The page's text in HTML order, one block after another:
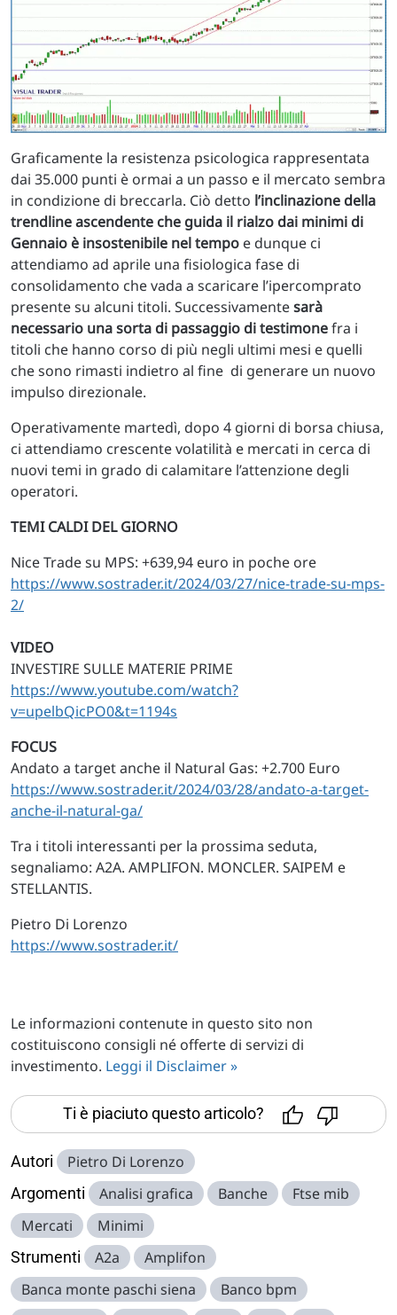
Graficamente la resistenza psicologica rappresentata
dai 35.000 punti è ormai a un passo e il mercato sembra
in condizione di breccarla. Ciò detto l’inclinazione della
trendline ascendente che guida il rialzo dai minimi di
Gennaio è insostenibile nel tempo e dunque ci
attendiamo ad aprile una fisiologica fase di
consolidamento che vada a scaricare l’ipercomprato
presente su alcuni titoli. Successivamentesarà
necessario una sorta di passaggio di testimonefra i
titoli che hanno corso di più negli ultimi mesi e quelli
che sono rimasti indietro al fine di generare un nuovo
impulso direzionale.
Operativamente martedì, dopo 4 giorni di borsa chiusa,
ci attendiamo crescente volatilità e mercati in cerca di
nuovi temi in grado di calamitare l’attenzione degli
operatori.
TEMI CALDI DEL GIORNO
Nice Trade su MPS: +639,94 euro in poche ore
https://www.sostrader.it/2024/03/27/nice-trade-su-mps-
2/
VIDEO
INVESTIRE SULLE MATERIE PRIME
https://www.youtube.com/watch?
v=upelbQicPO0&t=1194s
FOCUS
Andato a target anche il Natural Gas: +2.700 Euro
https://www.sostrader.it/2024/03/28/andato-a-target-
anche-il-natural-ga/
Tra i titoli interessanti per la prossima seduta,
segnaliamo: A2A. AMPLIFON. MONCLER. SAIPEM e
STELLANTIS.
Pietro Di Lorenzo
https://www.sostrader.it/
Le informazioni contenute in questo sito non
costituiscono consigli né offerte di servizi di
investimento. Leggi il Disclaimer »
Ti è piaciuto questo articolo?
Autori Pietro Di Lorenzo
Argomenti Analisi grafica Banche
Ftse mib
Mercati
Minimi
Strumenti A2a
Amplifon
Banca monte paschi siena
Banco bpm